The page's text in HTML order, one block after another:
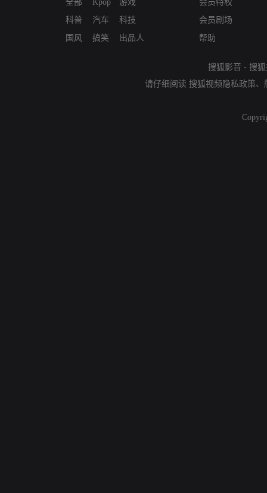
全部
科普
国风
Kpop
汽车
搞笑
游戏
科技
出品人
会员特权
会员剧场
帮助
搜狐影音 - 搜
请仔细阅读 搜狐视频隐私政策、